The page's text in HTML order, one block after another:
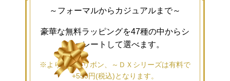
～フォーマルからカジュアルまで～
豪華な無料ラッピングを47種の中からシ
ミュレートして選べます。
※より豪華なリボン、～ＤＸシリーズは有料で
+550円(税込)となります。